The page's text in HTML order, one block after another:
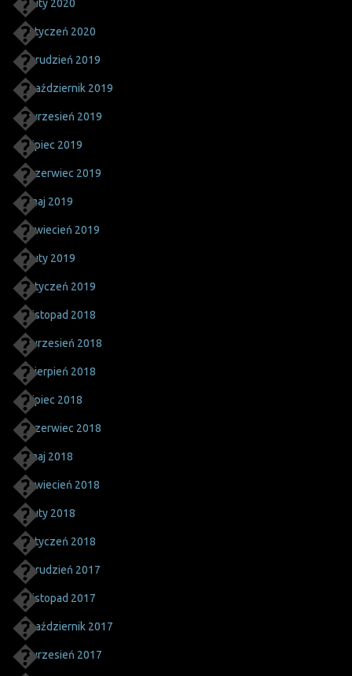
luty 2020
styczeń 2020
grudzień 2019
październik 2019
wrzesień 2019
lipiec 2019
czerwiec 2019
maj 2019
kwiecień 2019
luty 2019
styczeń 2019
listopad 2018
wrzesień 2018
sierpień 2018
lipiec 2018
czerwiec 2018
maj 2018
kwiecień 2018
luty 2018
styczeń 2018
grudzień 2017
listopad 2017
październik 2017
wrzesień 2017